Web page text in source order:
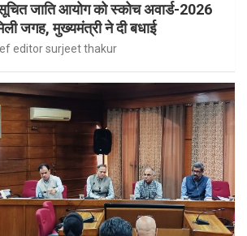
जाति आयोग को स्कोच अवार्ड-2026
जगह, मुख्यमंत्री ने दी बधाई
editor surjeet thakur